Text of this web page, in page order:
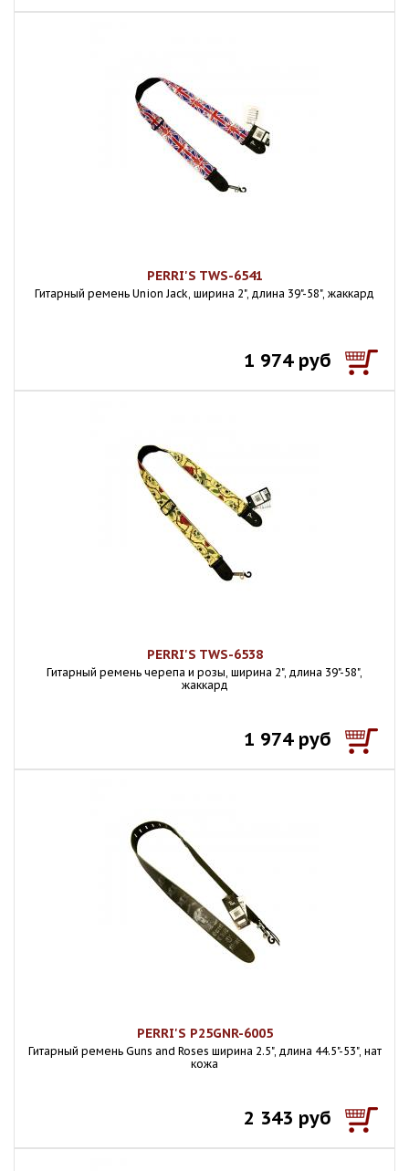
PERRI'S TWS-6541
Гитарный ремень Union Jack, ширина 2", длина 39"-58", жаккард
1 974 руб
PERRI'S TWS-6538
Гитарный ремень черепа и розы, ширина 2", длина 39"-58",
жаккард
1 974 руб
PERRI'S P25GNR-6005
Гитарный ремень Guns and Roses ширина 2.5", длина 44.5"-53", нат
кожа
2 343 руб